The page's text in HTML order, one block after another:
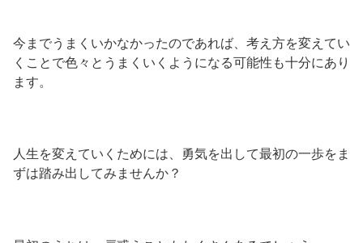
今までうまくいかなかったのであれば、考え方を変えてい
くことで色々とうまくいくようになる可能性も十分にあり
ます。
人生を変えていくためには、勇気を出して最初の一歩をま
ずは踏み出してみませんか？